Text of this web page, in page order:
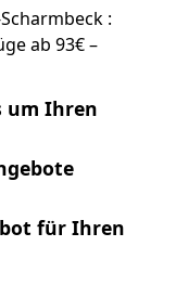
:
ab 93€ –
um Ihren
für Ihren